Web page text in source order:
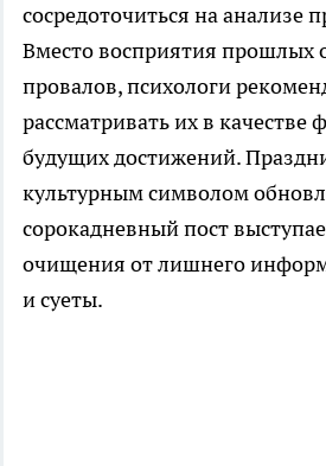
сосредоточиться на анализе
Вместо восприятия прошлых
провалов, психологи
рассматривать их в качестве
будущих достижений.
культурным символом
сорокадневный пост
очищения от лишнего
и суеты.